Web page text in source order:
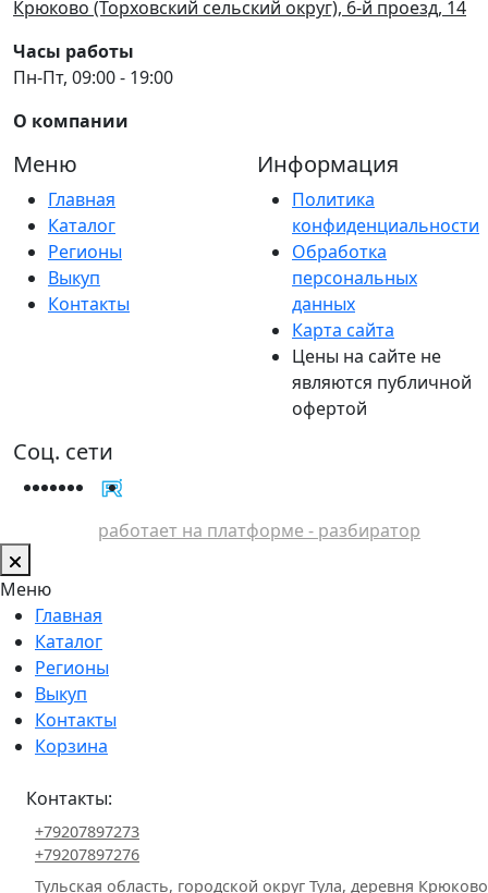
Крюково (Торховский сельский округ), 6-й проезд, 14
Часы работы
Пн-Пт, 09:00 - 19:00
О компании
Меню
Главная
Каталог
Регионы
Выкуп
Контакты
Информация
Политика
конфиденциальности
Обработка
персональных
данных
Карта сайта
Цены на сайте не
являются публичной
офертой
Соц. сети
работает на платформе - разбиратор
Меню
Главная
Каталог
Регионы
Выкуп
Контакты
Корзина
Контакты:
+79207897273
+79207897276
Тульская область, городской округ Тула, деревня Крюково